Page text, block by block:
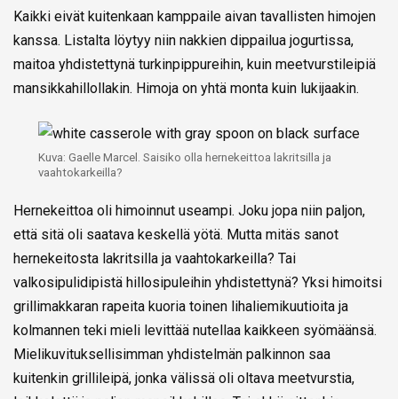
Kaikki eivät kuitenkaan kamppaile aivan tavallisten himojen
kanssa. Listalta löytyy niin nakkien dippailua jogurtissa,
maitoa yhdistettynä turkinpippureihin, kuin meetvurstileipiä
mansikkahillollakin. Himoja on yhtä monta kuin lukijaakin.
Kuva: Gaelle Marcel. Saisiko olla hernekeittoa lakritsilla ja
vaahtokarkeilla?
Hernekeittoa oli himoinnut useampi. Joku jopa niin paljon,
että sitä oli saatava keskellä yötä. Mutta mitäs sanot
hernekeitosta lakritsilla ja vaahtokarkeilla? Tai
valkosipulidipistä hillosipuleihin yhdistettynä? Yksi himoitsi
grillimakkaran rapeita kuoria toinen lihaliemikuutioita ja
kolmannen teki mieli levittää nutellaa kaikkeen syömäänsä.
Mielikuvituksellisimman yhdistelmän palkinnon saa
kuitenkin grillileipä, jonka välissä oli oltava meetvurstia,